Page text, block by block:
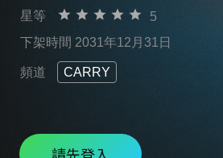
星等
5
下架時間 2031年12月31日
頻道 CARRY